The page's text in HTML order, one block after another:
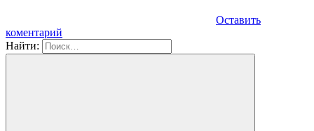
Оставить
коментарий
Найти: